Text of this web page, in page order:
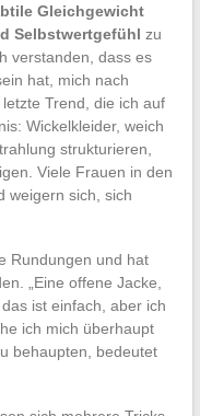
Gleichgewicht
Selbstwertgefühl zu
verstanden, dass es
hat, mich nach
Trend, die ich auf
Wickelkleider, weich
strukturieren,
Viele Frauen in den
weigern sich, sich
Rundungen und hat
„Eine offene Jacke,
ist einfach, aber ich
ich mich überhaupt
behaupten, bedeutet